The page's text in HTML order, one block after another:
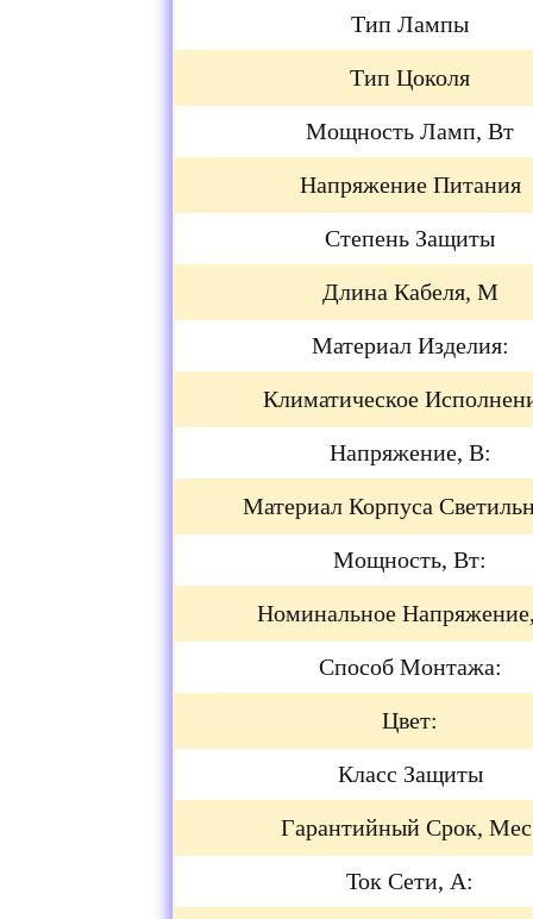
Тип Лампы
Тип Цоколя
Мощность Ламп, Вт
Напряжение Питания
Степень Защиты
Длина Кабеля, М
Материал Изделия:
Климатическое
Напряжение, В:
Материал Корпуса
Мощность, Вт:
Номинальное
Способ Монтажа:
Цвет:
Класс Защиты
Гарантийный Срок,
Ток Сети, А: